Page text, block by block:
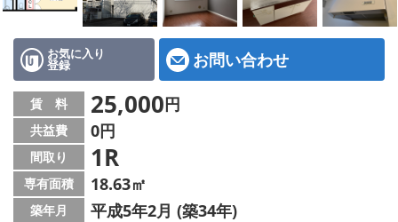
店舗情報·アクセス
会社概要
メールでお問い合わせ
お気に入り
登録 お問い合わせ
賃 料 25,000円
共益費 0円
間取り 1R
専有面積 18.63㎡
築年月 平成5年2月 (築34年)